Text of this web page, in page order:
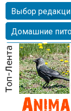
Выбор
Домашние
Собаки
Морда
Насекомое